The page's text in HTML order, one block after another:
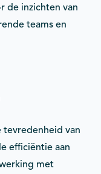
de inzichten van
teams en
tevredenheid van
efficiëntie aan
met